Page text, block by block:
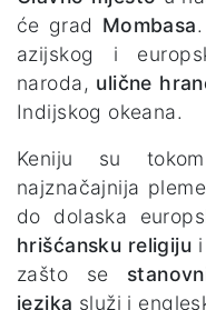
će grad Mombasa
azijskog i
naroda, ulične
Indijskog okeana.
Keniju su
najznačajnija
do dolaska
hrišćansku religiju
zašto se
jezika služi i